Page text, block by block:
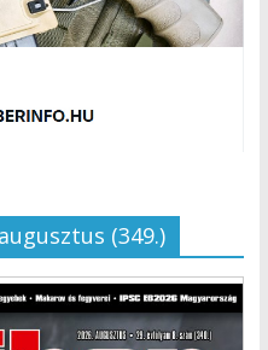
(349.)